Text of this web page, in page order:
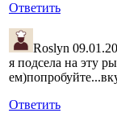
Ответить
Roslyn
я подсела на эту
Ответить